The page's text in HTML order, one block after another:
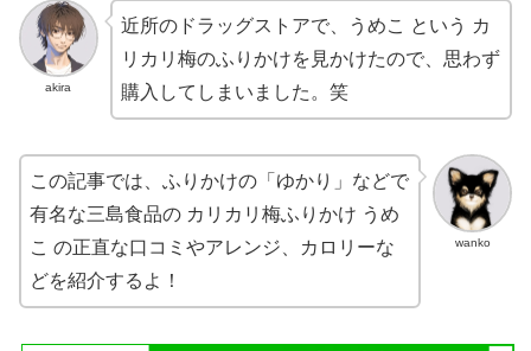
akira
近所のドラッグストアで、うめこ という カ
リカリ梅のふりかけを見かけたので、思わず
購入してしまいました。笑
wanko
この記事では、ふりかけの「ゆかり」などで
有名な三島食品の カリカリ梅ふりかけ うめ
こ の正直な口コミやアレンジ、カロリーな
どを紹介するよ！